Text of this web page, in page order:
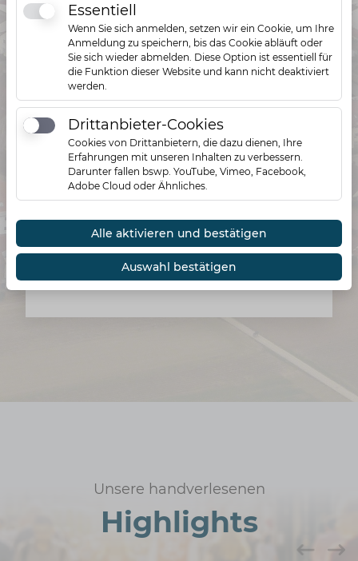
Registriere dich jetzt als
Nutzer!
Werde Teil unserer Community und
bleibe immer auf dem neuesten Stand!
Erhalte exklusive Angebote und
Informationen als Erster!
Verpasse nie wieder wichtige
Neuigkeiten - melde dich jetzt an!
Top informiert sein und keine Updates
mehr verpassen - jetzt registrieren!
Unsere handverlesenen
Highlights
EssentiellEssentiell
Wenn Sie sich anmelden, setzen wir ein Cookie, um Ihre
Anmeldung zu speichern, bis das Cookie abläuft oder
Sie sich wieder abmelden. Diese Option ist essentiell für
die Funktion dieser Website und kann nicht deaktiviert
werden.
Drittanbieter-Cookies
Drittanbieter-Cookies
Cookies von Drittanbietern, die dazu dienen, Ihre
Erfahrungen mit unseren Inhalten zu verbessern.
Darunter fallen bswp. YouTube, Vimeo, Facebook,
Adobe Cloud oder Ähnliches.
Alle aktivieren und bestätigen
Auswahl bestätigen